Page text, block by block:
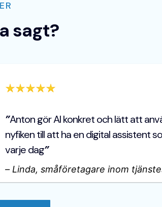
sagt?
”Anton gör AI konkret och lätt att
nyfiken till att ha en digital assistent
varje dag”
– Linda, småföretagare inom